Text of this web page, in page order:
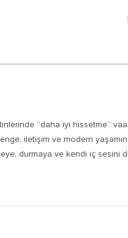
“daha iyi hissetme”
iletişim ve modern yaşamın
durmaya ve kendi iç sesini